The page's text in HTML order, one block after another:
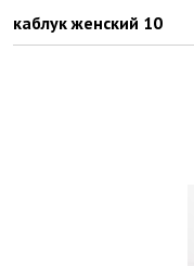
каблук женский 10